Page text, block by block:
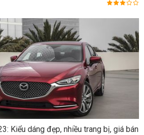
Kiểu dáng đẹp, nhiều trang bị, giá bán